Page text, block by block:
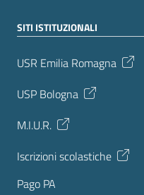
SITI ISTITUZIONALI
USR Emilia Romagna
USP Bologna
M.I.U.R.
Iscrizioni scolastiche
Pago PA